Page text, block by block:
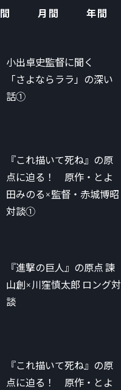
月間
年間
小出卓史監督に聞く
「さよならララ」の深い
話①
『これ描いて死ね』の原
点に迫る！ 原作・とよ
田みのる×監督・赤城博昭
対談①
『進撃の巨人』の原点 諫
山創×川窪慎太郎 ロング対
談
『これ描いて死ね』の原
点に迫る！ 原作・とよ